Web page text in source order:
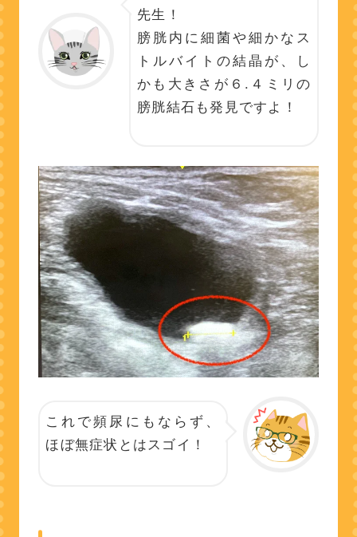
先生！
膀胱内に細菌や細かなス
トルバイトの結晶が、し
かも大きさが６.４ミリの
膀胱結石も発見ですよ！
これで頻尿にもならず、
ほぼ無症状とはスゴイ！